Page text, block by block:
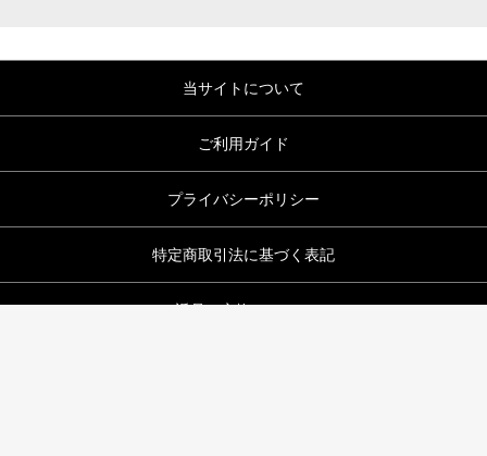
当サイトについて
ご利用ガイド
プライバシーポリシー
特定商取引法に基づく表記
返品・交換について